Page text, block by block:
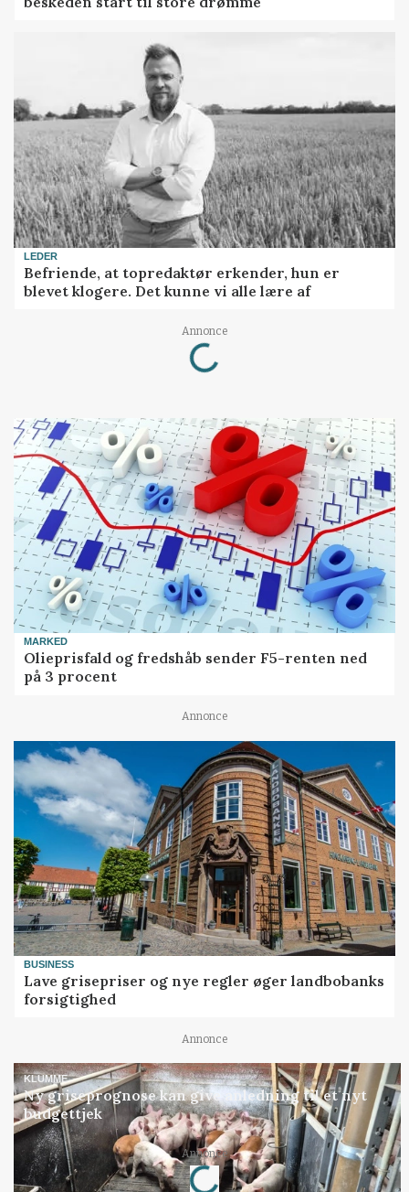
LEDER
Befriende, at topredaktør erkender, hun er
blevet klogere. Det kunne vi alle lære af
Annonce
Loading...
MARKED
Olieprisfald og fredshåb sender F5-renten ned
på 3 procent
Annonce
BUSINESS
Lave grisepriser og nye regler øger landbobanks
forsigtighed
Annonce
KLUMME
Ny griseprognose kan give anledning til et nyt
budgettjek
Annonce
Loading...